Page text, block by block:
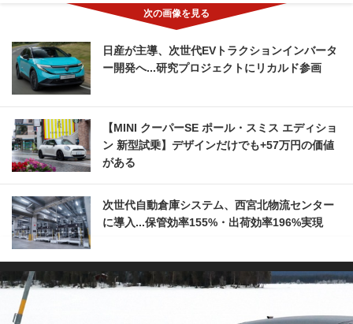
日産が主導、次世代EVトラクションインバータ
ー開発へ...研究プロジェクトにリカルド参画
【MINI クーパーSE ポール・スミス エディショ
ン 新型試乗】デザインだけでも+57万円の価値
がある
次世代自動倉庫システム、西宮北物流センター
に導入...保管効率155%・出荷効率196%実現